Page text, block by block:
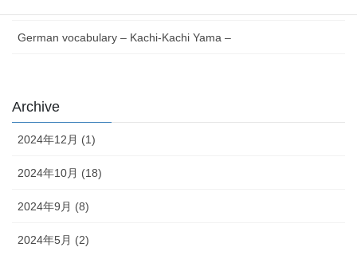
German vocabulary – Kachi-Kachi Yama –
Archive
2024年12月 (1)
2024年10月 (18)
2024年9月 (8)
2024年5月 (2)